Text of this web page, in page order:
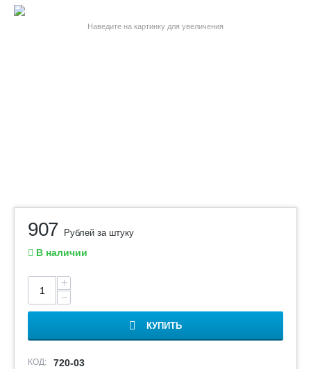
Наведите на картинку для увеличения
907 Рублей за штуку
В наличии
+
−
КУПИТЬ
КОД: 720-03